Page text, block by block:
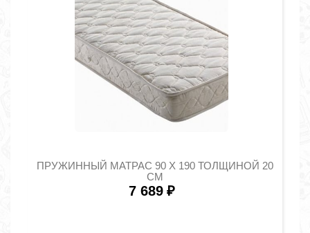
ПРУЖИННЫЙ МАТРАС 90 Х 190 ТОЛЩИНОЙ 20
СМ
7 689 ₽